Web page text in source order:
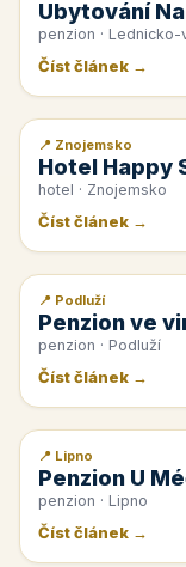
Ubytování
penzion ·
Číst článek →
📰 PR článek
📍 Znojemsko
Hotel Happy
hotel · Znojemsko
Číst článek →
📰 PR článek
📍 Podluží
Penzion ve
penzion · Podluží
Číst článek →
📰 PR článek
📍 Lipno
Penzion U
penzion · Lipno
Číst článek →